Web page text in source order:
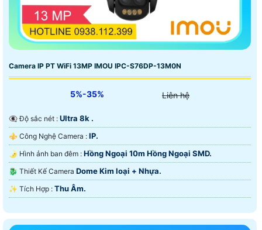
Camera IP PT WiFi 13MP IMOU IPC-S76DP-13M0N
5%-35% Liên hệ
👁️‍🗨 Độ sắc nét : Ultra 8k .
⚜️ Công Nghệ Camera : IP.
🌛 Hình ảnh ban đêm : Hồng Ngoại 10m Hồng Ngoại SMD.
🐉️ Thiết Kế Camera Dome Kim loại + Nhựa.
️✨ Tích Hợp : Thu Âm.